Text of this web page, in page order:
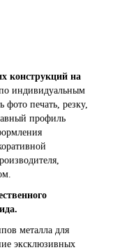
конструкций на
индивидуальным
фото печать, резку,
профиль
металла для
эксклюзивных